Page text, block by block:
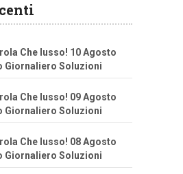
Che lusso! 10 Agosto
Giornaliero Soluzioni
Che lusso! 09 Agosto
Giornaliero Soluzioni
Che lusso! 08 Agosto
Giornaliero Soluzioni